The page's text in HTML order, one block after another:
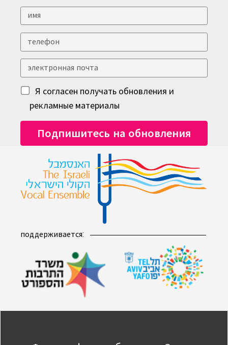
Я согласен получать обновления и
рекламные материалы
поддерживается: